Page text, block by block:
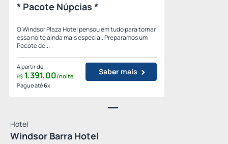
* Pacote Núpcias *
O Windsor Plaza Hotel pensou em tudo para tornar
essa noite ainda mais especial. Preparamos um
Pacote de...
A partir de
R$ 1.391,00/noite
Pague até6x
Saber mais
Hotel
Windsor Barra Hotel